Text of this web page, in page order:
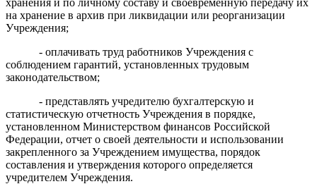
на хранение в архив при ликвидации или реорганизации
Учреждения;
- оплачивать труд работников Учреждения с
соблюдением гарантий, установленных трудовым
законодательством;
- представлять учредителю бухгалтерскую и
статистическую отчетность Учреждения в порядке,
установленном Министерством финансов Российской
Федерации, отчет о своей деятельности и использовании
закрепленного за Учреждением имущества, порядок
составления и утверждения которого определяется
учредителем Учреждения.